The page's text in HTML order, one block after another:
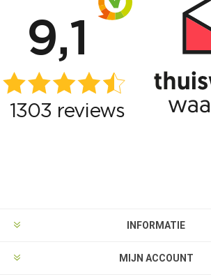
INFORMATIE
MIJN ACCOUNT